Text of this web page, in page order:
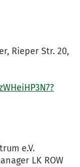
Rieper Str. 20,
e.V.
LK ROW